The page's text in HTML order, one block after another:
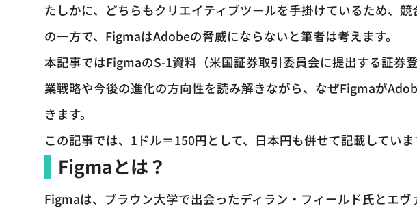
たしかに、どちらもクリエイティブツールを手掛けているため、
の一方で、FigmaはAdobeの脅威にならないと筆者は考えます。
本記事ではFigmaのS-1資料（米国証券取引委員会に提出する証券
業戦略や今後の進化の方向性を読み解きながら、なぜFigmaが
きます。
この記事では、1ドル＝150円として、日本円も併せて記載していま
Figmaとは？
Figmaは、ブラウン大学で出会ったディラン・フィールド氏とエ